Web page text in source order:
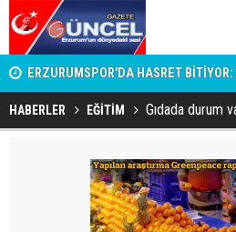
ERZURUMSPOR'DA HASRET
SATIŞA ÇIKIYOR!
HABERLER EĞİTİM Gıdada durum